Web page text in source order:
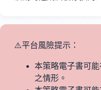
⚠️平台風險提示：
本策略電子書可能
之情形。